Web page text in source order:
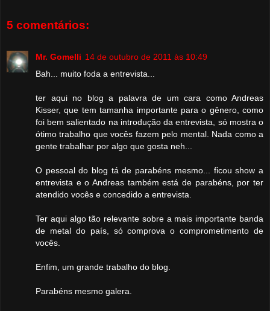
5 comentários:
Mr. Gomelli 14 de outubro de 2011 às 10:49
Bah... muito foda a entrevista...
ter aqui no blog a palavra de um cara como Andreas
Kisser, que tem tamanha importante para o gênero, como
foi bem salientado na introdução da entrevista, só mostra o
ótimo trabalho que vocês fazem pelo mental. Nada como a
gente trabalhar por algo que gosta neh...
O pessoal do blog tá de parabéns mesmo... ficou show a
entrevista e o Andreas também está de parabéns, por ter
atendido vocês e concedido a entrevista.
Ter aqui algo tão relevante sobre a mais importante banda
de metal do país, só comprova o comprometimento de
vocês.
Enfim, um grande trabalho do blog.
Parabéns mesmo galera.